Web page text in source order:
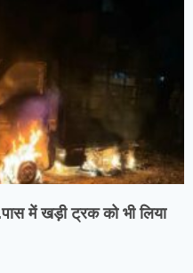
में खड़ी ट्रक को भी लिया